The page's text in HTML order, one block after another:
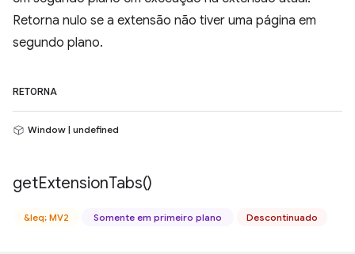
Retorna nulo se a extensão não tiver uma página em
segundo plano.
RETORNA
Window | undefined
getExtensionTabs()
&leq; MV2 Somente em primeiro plano Descontinuado